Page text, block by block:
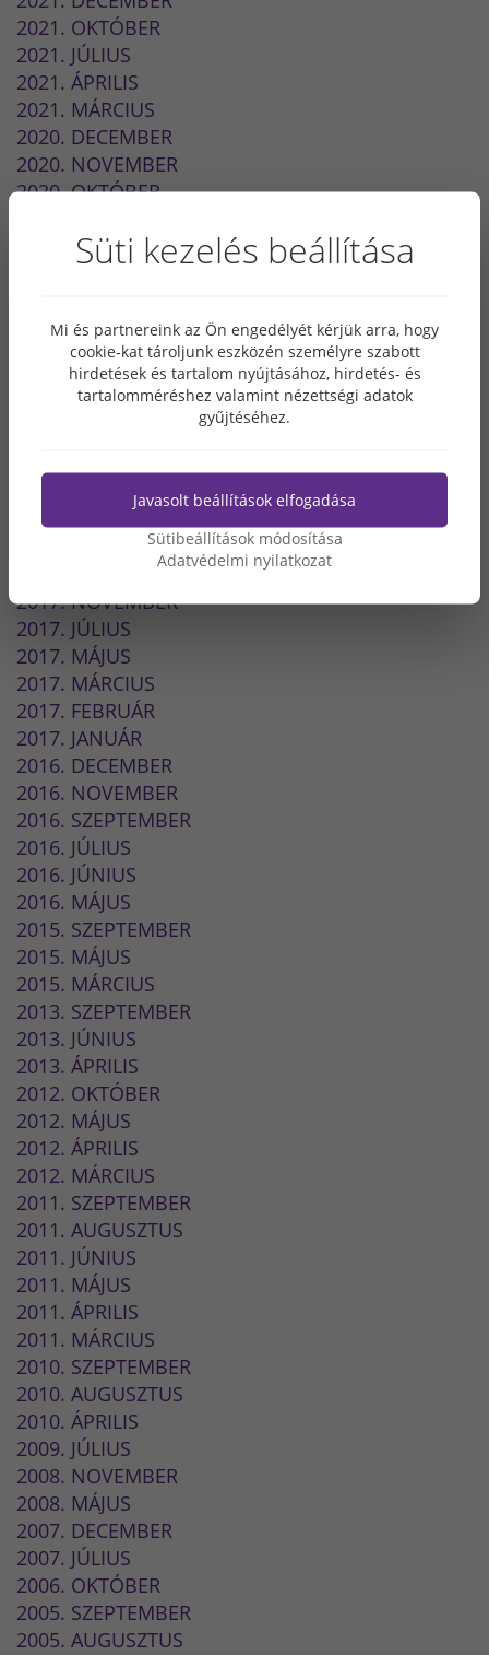
2021. OKTÓBER
2021. JÚLIUS
2021. ÁPRILIS
2021. MÁRCIUS
2020. DECEMBER
2020. NOVEMBER
2020. OKTÓBER
2020. JÚLIUS
2020. FEBRUÁR
2020. JANUÁR
2019. JÚLIUS
2019. JANUÁR
2018. JÚNIUS
2018. MÁJUS
2018. FEBRUÁR
2017. DECEMBER
2017. NOVEMBER
2017. JÚLIUS
2017. MÁJUS
2017. MÁRCIUS
2017. FEBRUÁR
2017. JANUÁR
2016. DECEMBER
2016. NOVEMBER
2016. SZEPTEMBER
2016. JÚLIUS
2016. JÚNIUS
2016. MÁJUS
2015. SZEPTEMBER
2015. MÁJUS
2015. MÁRCIUS
2013. SZEPTEMBER
2013. JÚNIUS
2013. ÁPRILIS
2012. OKTÓBER
2012. MÁJUS
2012. ÁPRILIS
2012. MÁRCIUS
2011. SZEPTEMBER
2011. AUGUSZTUS
2011. JÚNIUS
2011. MÁJUS
2011. ÁPRILIS
2011. MÁRCIUS
2010. SZEPTEMBER
2010. AUGUSZTUS
2010. ÁPRILIS
2009. JÚLIUS
2008. NOVEMBER
2008. MÁJUS
2007. DECEMBER
2007. JÚLIUS
2006. OKTÓBER
2005. SZEPTEMBER
2005. AUGUSZTUS
Süti kezelés beállítása
Mi és partnereink az Ön engedélyét kérjük arra, hogy
cookie-kat tároljunk eszközén személyre szabott
hirdetések és tartalom nyújtásához, hirdetés- és
tartalomméréshez valamint nézettségi adatok
gyűjtéséhez.
Javasolt beállítások elfogadása
Sütibeállítások módosítása
Adatvédelmi nyilatkozat